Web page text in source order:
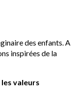
des enfants. A
inspirées de la
valeurs